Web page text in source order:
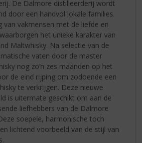
De Dalmore distilleerderij wordt
door een handvol lokale families.
van vakmensen met de liefde en
het unieke karakter van
Maltwhisky. Na selectie van de
vaten door de master
nog zo’n zes maanden op het
de eind rijping om zodoende een
te verkrijgen. Deze nieuwe
is uitermate geschikt om aan de
liefhebbers van de Dalmore
soepele, harmonische toch
lichtend voorbeeld van de stijl van